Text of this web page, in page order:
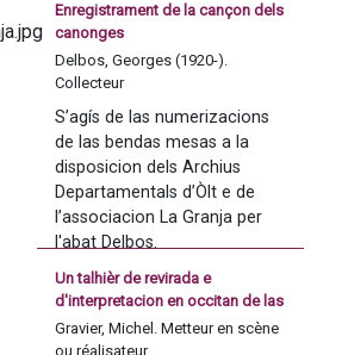
Enregistrament de la cançon dels
canonges
Delbos, Georges (1920-).
Collecteur
S’agís de las numerizacions
de las bendas mesas a la
disposicion dels Archius
Departamentals d’Òlt e de
l’associacion La Granja per
l'abat Delbos.
S’i tròban las enquèstas de
l’abat, de compilacions de
cants, contes, monològs,
Un talhièr de revirada e
d'interpretacion en occitan de las
nòstras cançons popularas - Tè
Vé Òc
Gravier, Michel. Metteur en scène
ou réalisateur